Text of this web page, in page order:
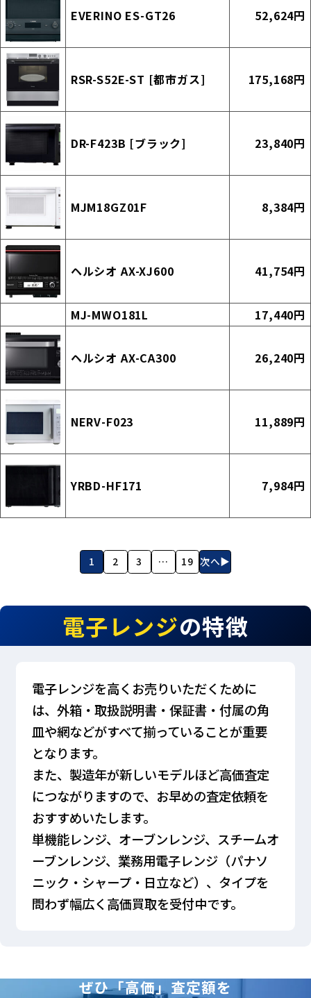
EVERINO ES-GT26 52,624円
RSR-S52E-ST [都市ガス] 175,168円
DR-F423B [ブラック] 23,840円
MJM18GZ01F 8,384円
ヘルシオ AX-XJ600 41,754円
MJ-MWO181L 17,440円
ヘルシオ AX-CA300 26,240円
NERV-F023 11,889円
YRBD-HF171 7,984円
1 2 3 … 19 次へ▶
電子レンジの特徴
電子レンジを高くお売りいただくために
は、外箱・取扱説明書・保証書・付属の角
皿や網などがすべて揃っていることが重要
となります。
また、製造年が新しいモデルほど高価査定
につながりますので、お早めの査定依頼を
おすすめいたします。
単機能レンジ、オーブンレンジ、スチームオ
ーブンレンジ、業務用電子レンジ（パナソ
ニック・シャープ・日立など）、タイプを
問わず幅広く高価買取を受付中です。
ぜひ「高価」査定額を